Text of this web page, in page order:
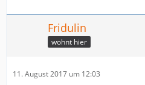
Fridulin
wohnt hier
11. August 2017 um 12:03